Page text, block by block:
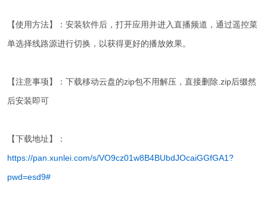
【使用方法】：安装软件后，打开应用并进入直播频道，通过遥控菜
单选择线路源进行切换，以获得更好的播放效果。
【注意事项】：下载移动云盘的zip包不用解压，直接删除.zip后缀然
后安装即可
【下载地址】：
https://pan.xunlei.com/s/VO9cz01w8B4BUbdJOcaiGGfGA1?
pwd=esd9#